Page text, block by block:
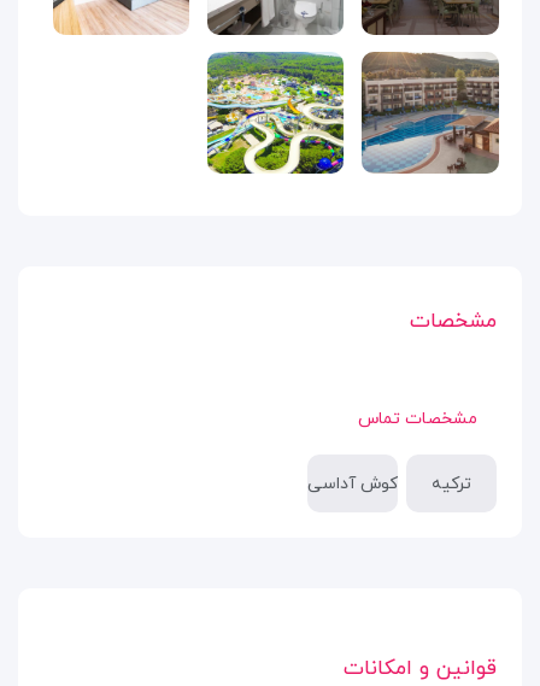
مشخصات
مشخصات تماس
ترکیه کوش آداسی
قوانین و امکانات